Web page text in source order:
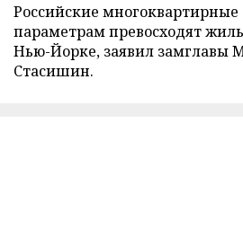
Российские
параметрам превосходят
Нью-Йорке, заявил замглавы
Стасишин.